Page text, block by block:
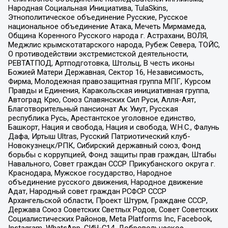
Народная Социальная Инициатива, TulaSkins,
Этнополитическое объединение Русские, Русское
национальное объединение Атака, Мечеть Мирмамеда,
Община Коренного Русского народа г. Астрахани, ВОЛЯ,
Меджлис крымскотатарского народа, Рубеж Севера, ТОЙС,
О противодействии экстремистской деятельности,
РЕВТАТПОД, Артподготовка, Штольц, В честь иконы
Божией Матери Державная, Сектор 16, Независимость,
Фирма, Молодежная правозащитная группа МПГ, Курсом
Правды и Единения, Каракольская инициативная группа,
Автоград Крю, Союз Славянских Сил Руси, Алля-Аят,
Благотворительный пансионат Ак Умут, Русская
республика Русь, Арестантское уголовное единство,
Башкорт, Нация и свобода, Нация и свобода, W.H.С., Фалунь
Дафа, Иртыш Ultras, Русский Патриотический клуб-
Новокузнецк/РПК, Сибирский державный союз, Фонд
борьбы с коррупцией, Фонд защиты прав граждан, Штабы
Навального, Совет граждан СССР Прикубанского округа г.
Краснодара, Мужское государство, Народное
объединение русского движения, Народное движение
Адат, Народный совет граждан РСФСР СССР
Архангельской области, Проект Штурм, Граждане СССР,
Держава Союз Советских Светлых Родов, Совет Советских
Социалистических Районов, Meta Platforms Inc, Facebook,